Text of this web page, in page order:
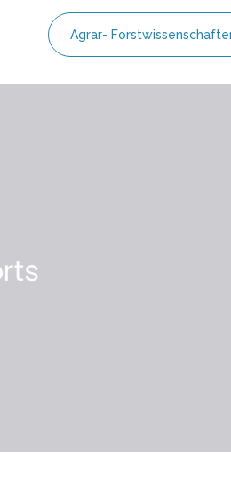
Agrar-